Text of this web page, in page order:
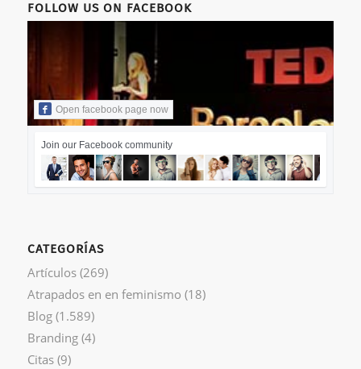
FOLLOW US ON FACEBOOK
Open facebook page now
Join our Facebook community
CATEGORÍAS
Artículos(269)
Atrapados en en feminismo (18)
Blog(1.589)
Branding(4)
Citas(9)